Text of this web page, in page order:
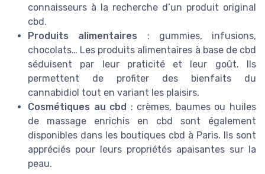
connaisseurs à la recherche d’un produit original
cbd.
Produits alimentaires : gummies, infusions,
chocolats… Les produits alimentaires à base de cbd
séduisent par leur praticité et leur goût. Ils
permettent de profiter des bienfaits du
cannabidiol tout en variant les plaisirs.
Cosmétiques au cbd : crèmes, baumes ou huiles
de massage enrichis en cbd sont également
disponibles dans les boutiques cbd à Paris. Ils sont
appréciés pour leurs propriétés apaisantes sur la
peau.